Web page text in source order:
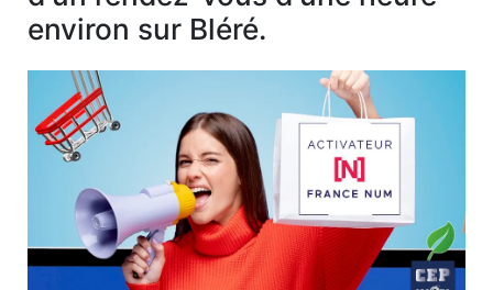
environ sur Bléré.